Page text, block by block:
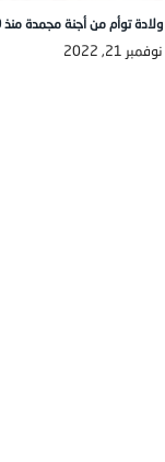
ولادة توأم من أجنة مجمدة منذ 30 عاماً
نوفمبر 21, 2022